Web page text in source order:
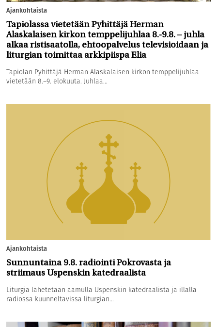
Ajankohtaista
Tapiolassa vietetään Pyhittäjä Herman
Alaskalaisen kirkon temppelijuhlaa 8.-9.8. – juhla
alkaa ristisaatolla, ehtoopalvelus televisioidaan ja
liturgian toimittaa arkkipiispa Elia
Tapiolan Pyhittäjä Herman Alaskalaisen kirkon temppelijuhlaa
vietetään 8.–9. elokuuta. Juhlaa...
Ajankohtaista
Sunnuntaina 9.8. radiointi Pokrovasta ja
striimaus Uspenskin katedraalista
Liturgia lähetetään aamulla Uspenskin katedraalista ja illalla
radiossa kuunneltavissa liturgian...